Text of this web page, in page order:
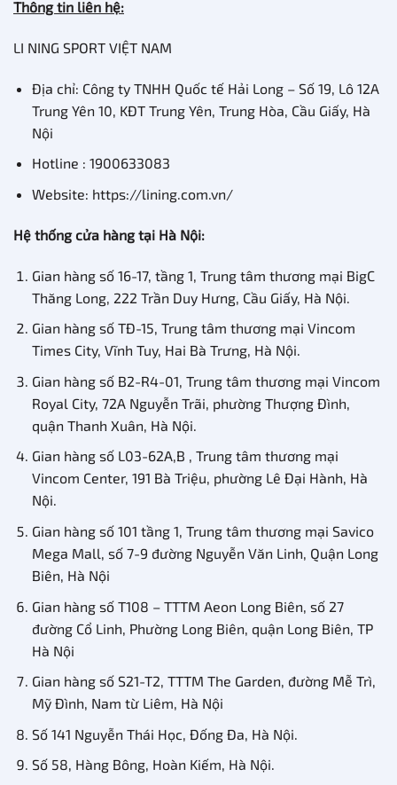
Thông tin liên hệ:
LI NING SPORT VIỆT NAM
Địa chỉ: Công ty TNHH Quốc tế Hải Long – Số 19, Lô 12A
Trung Yên 10, KĐT Trung Yên, Trung Hòa, Cầu Giấy, Hà
Nội
Hotline : 1900633083
Website: https://lining.com.vn/
Hệ thống cửa hàng tại Hà Nội:
Gian hàng số 16-17, tầng 1, Trung tâm thương mại BigC
Thăng Long, 222 Trần Duy Hưng, Cầu Giấy, Hà Nội.
Gian hàng số TĐ-15, Trung tâm thương mại Vincom
Times City, Vĩnh Tuy, Hai Bà Trưng, Hà Nội.
Gian hàng số B2-R4-01, Trung tâm thương mại Vincom
Royal City, 72A Nguyễn Trãi, phường Thượng Đình,
quận Thanh Xuân, Hà Nội.
Gian hàng số L03-62A,B , Trung tâm thương mại
Vincom Center, 191 Bà Triệu, phường Lê Đại Hành, Hà
Nội.
Gian hàng số 101 tầng 1, Trung tâm thương mại Savico
Mega Mall, số 7-9 đường Nguyễn Văn Linh, Quận Long
Biên, Hà Nội
Gian hàng số T108 – TTTM Aeon Long Biên, số 27
đường Cổ Linh, Phường Long Biên, quận Long Biên, TP
Hà Nội
Gian hàng số S21-T2, TTTM The Garden, đường Mễ Trì,
Mỹ Đình, Nam từ Liêm, Hà Nội
Số 141 Nguyễn Thái Học, Đống Đa, Hà Nội.
Số 58, Hàng Bông, Hoàn Kiếm, Hà Nội.